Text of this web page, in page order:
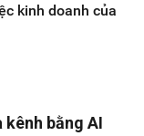
kinh doanh của
bằng AI